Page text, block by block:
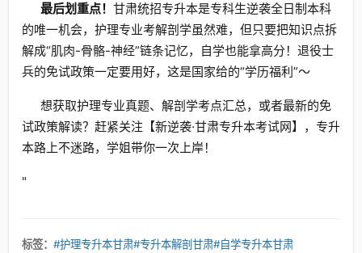
最后划重点！ 甘肃统招专升本是专科生逆袭全日制本科
的唯一机会，护理专业考解剖学虽然难，但只要把知识点拆
解成“肌肉-骨骼-神经”链条记忆，自学也能拿高分！退役士
兵的免试政策一定要用好，这是国家给的“学历福利”～
想获取护理专业真题、解剖学考点汇总，或者最新的免
试政策解读？赶紧关注【新逆袭·甘肃专升本考试网】，专升
本路上不迷路，学姐带你一次上岸！
"
标签： #护理专升本甘肃#专升本解剖甘肃#自学专升本甘肃